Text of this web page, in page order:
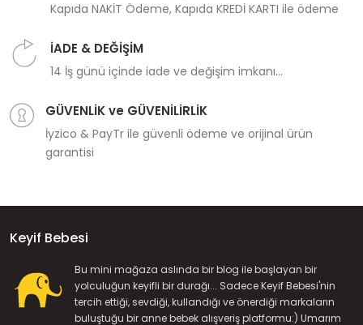
Kapıda NAKİT Ödeme, Kapıda KREDİ KARTI ile ödeme
İADE & DEĞİŞİM
14 İş günü içinde iade ve değişim imkanı...
GÜVENLİK ve GÜVENİLİRLİK
İyzico & PayTr ile güvenli ödeme ve orijinal ürün
garantisi
Keyif Bebesi
Bu mini mağaza aslında bir blog ile başlayan bir
yolculuğun keyifli bir durağı... Sadece Keyif Bebesi'nin
tercih ettiği, sevdiği, kullandığı ve önerdiği markaların
buluştuğu bir anne bebek alışveriş platformu:) Umarım